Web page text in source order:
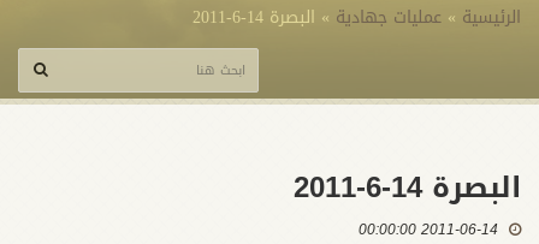
الرئيسية » عمليات جهادية » البصرة 14-6-2011
البصرة 14-6-2011
2011-06-14 00:00:00